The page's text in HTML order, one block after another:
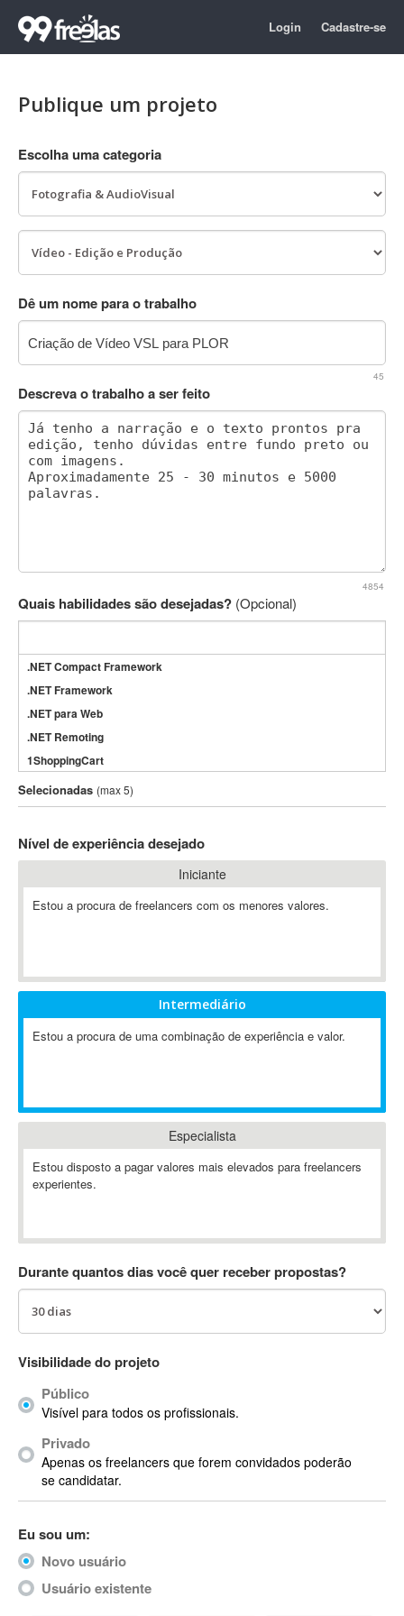
Login Cadastre-se
Publique um projeto
Escolha uma categoria
Dê um nome para o trabalho
45
Descreva o trabalho a ser feito
4854
Quais habilidades são desejadas? (Opcional)
.NET Compact Framework
.NET Framework
.NET para Web
.NET Remoting
1ShoppingCart
3DS Max
3GSM
802.11
A-GPS
ABAP
Abaqus
ABBYY FineReader
Ableton
Ableton Push
Abstract
AC3
ACID Pro
ACPI
Acrobat
Acrobat X
Acronis
ACT
Actimize
ActionScript
ActionScript 3
Selecionadas (max 5)
Nível de experiência desejado
Iniciante
Estou a procura de freelancers com os menores valores.
Intermediário
Estou a procura de uma combinação de experiência e valor.
Especialista
Estou disposto a pagar valores mais elevados para freelancers
experientes.
Durante quantos dias você quer receber propostas?
Visibilidade do projeto
Público
Visível para todos os profissionais.
Privado
Apenas os freelancers que forem convidados poderão
se candidatar.
Eu sou um:
Novo usuário
Usuário existente